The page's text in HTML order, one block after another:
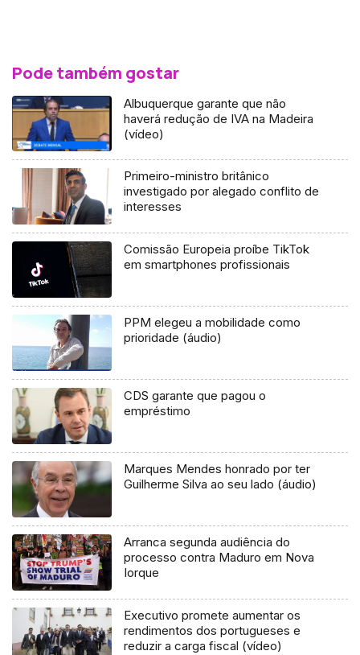
Pode também gostar
Albuquerque garante que não
haverá redução de IVA na Madeira
(vídeo)
Primeiro-ministro britânico
investigado por alegado conflito de
interesses
Comissão Europeia proíbe TikTok
em smartphones profissionais
PPM elegeu a mobilidade como
prioridade (áudio)
CDS garante que pagou o
empréstimo
Marques Mendes honrado por ter
Guilherme Silva ao seu lado (áudio)
Arranca segunda audiência do
processo contra Maduro em Nova
Iorque
Executivo promete aumentar os
rendimentos dos portugueses e
reduzir a carga fiscal (vídeo)